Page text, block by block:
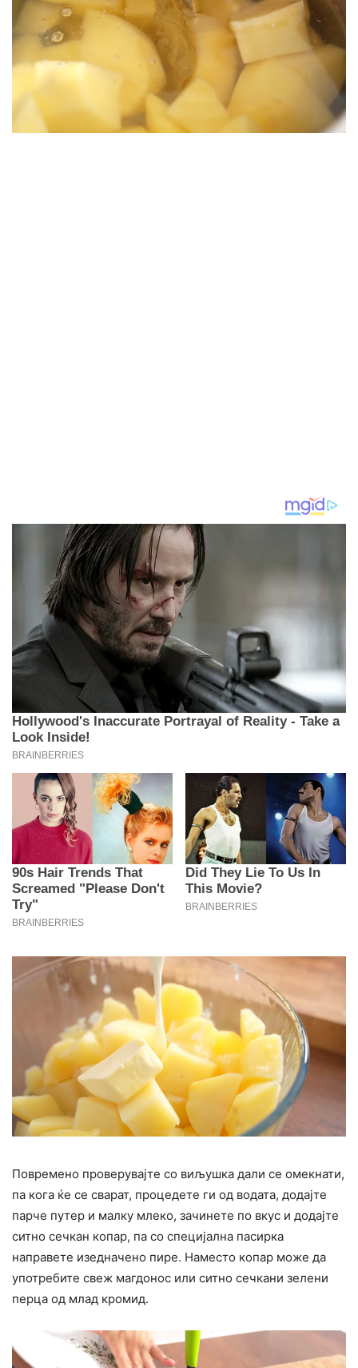
Повремено проверувајте со виљушка дали се омекнати,
па кога ќе се сварат, процедете ги од водата, додајте
парче путер и малку млеко, зачинете по вкус и додајте
ситно сечкан копар, па со специјална пасирка
направете изедначено пире. Наместо копар може да
употребите свеж магдонос или ситно сечкани зелени
перца од млад кромид.